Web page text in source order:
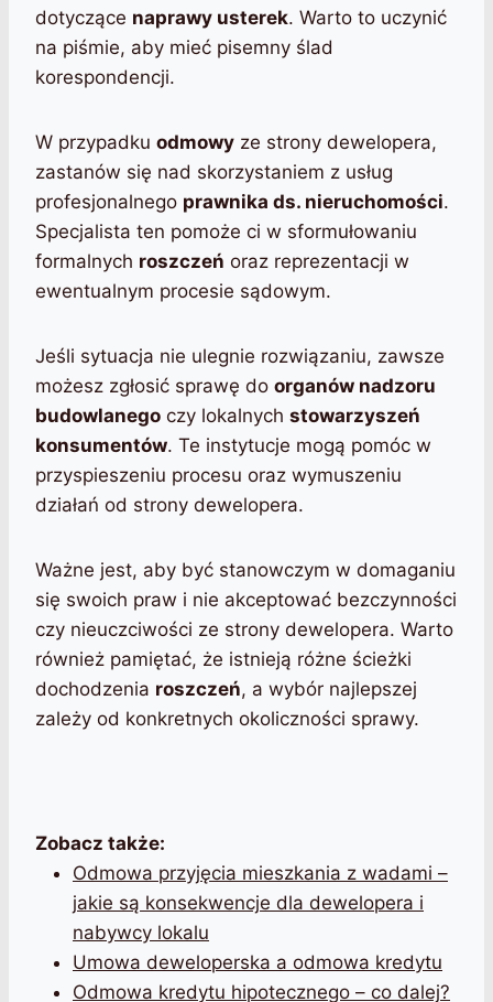
dotyczące naprawy usterek. Warto to uczynić
na piśmie, aby mieć pisemny ślad
korespondencji.
W przypadku odmowy ze strony dewelopera,
zastanów się nad skorzystaniem z usług
profesjonalnego prawnika ds. nieruchomości.
Specjalista ten pomoże ci w sformułowaniu
formalnych roszczeń oraz reprezentacji w
ewentualnym procesie sądowym.
Jeśli sytuacja nie ulegnie rozwiązaniu, zawsze
możesz zgłosić sprawę do organów nadzoru
budowlanego czy lokalnych stowarzyszeń
konsumentów. Te instytucje mogą pomóc w
przyspieszeniu procesu oraz wymuszeniu
działań od strony dewelopera.
Ważne jest, aby być stanowczym w domaganiu
się swoich praw i nie akceptować bezczynności
czy nieuczciwości ze strony dewelopera. Warto
również pamiętać, że istnieją różne ścieżki
dochodzenia roszczeń, a wybór najlepszej
zależy od konkretnych okoliczności sprawy.
Zobacz także:
Odmowa przyjęcia mieszkania z wadami –
jakie są konsekwencje dla dewelopera i
nabywcy lokalu
Umowa deweloperska a odmowa kredytu
Odmowa kredytu hipotecznego – co dalej?